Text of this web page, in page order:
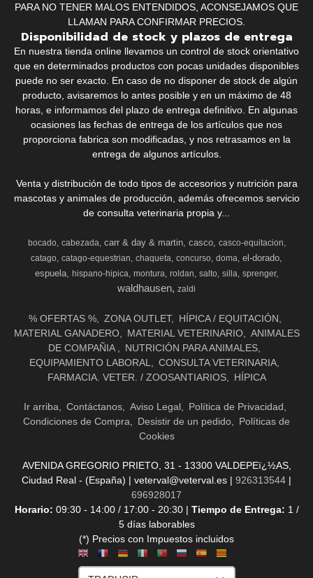
PARA NO TENER MALOS ENTENDIDOS, ACONSEJAMOS QUE
LLAMAN PARA CONFIRMAR PRECIOS.
Disponibilidad de stock y plazos de entrega
En nuestra tienda online llevamos un control de stock orientativo
que en determinados productos con pocas unidades disponibles
puede no ser exacto. En caso de no disponer de stock de algún
producto, avisaremos lo antes posible y en un máximo de 48
horas, e informamos del plazo de entrega definitivo. En algunas
ocasiones las fechas de entrega de los artículos que nos
proporciona fabrica son modificadas, y nos retrasamos en la
entrega de algunos artículos.
Venta y distribución de todo tipos de accesorios y nutrición para
mascotas y animales de producción, además ofrecemos servicio
de consulta veterinaria propia y...
bocado cabezada carr & day & martin casco
casco-equitacion
catago catago-equestrian chaqueta concurso doma el-dorado
espuela
hispano-hipica montura roldan salto silla sprenger
waldhausen zaldi
% OFERTAS % ZONA OUTLET
HÍPICA / EQUITACIÓN
MATERIAL GANADERO
MATERIAL VETERINARIO
ANIMALES
DE COMPAÑIA
NUTRICIÓN PARA ANIMALES
EQUIPAMIENTO LABORAL
CONSULTA VETERINARIA
FARMACIA. VETER. / ZOOSANTIARIOS
HÍPICA
Ir arriba Contáctanos Aviso Legal
Política de Privacidad
Condiciones de Compra
Desistir de un pedido
Políticas de
Cookies
AVENIDA GREGORIO PRIETO, 31 - 13300 VALDEPEï¿½AS,
Ciudad Real - (España) | veterval@veterval.es | 926313544 |
696928017
Horario: 09:30 - 14:00 / 17:00 - 20:30 | Tiempo de Entrega: 1 /
5 días laborables
(*) Precios con Impuestos incluidos